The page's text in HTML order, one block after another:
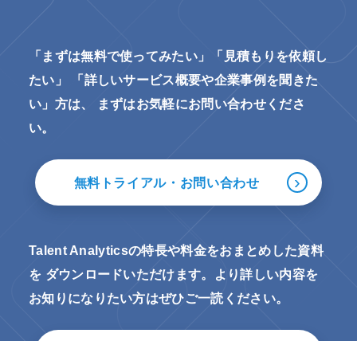
「まずは無料で使ってみたい」「見積もりを依頼し
たい」
「詳しいサービス概要や企業事例を聞きた
い」方は、
まずはお気軽にお問い合わせくださ
い。
無料トライアル・お問い合わせ ›
Talent Analyticsの特長や料金をおまとめした資料
を ダウンロードいただけます。より詳しい内容を
お知りになりたい方はぜひご一読ください。